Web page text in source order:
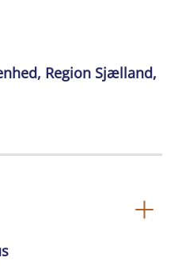
Region Sjælland,